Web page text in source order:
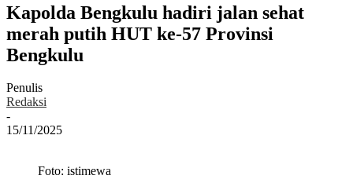
Kapolda Bengkulu hadiri jalan sehat
merah putih HUT ke-57 Provinsi
Bengkulu
Penulis
Redaksi
-
15/11/2025
Foto: istimewa